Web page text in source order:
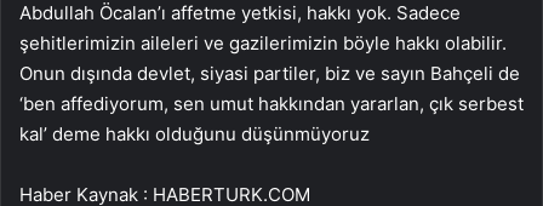
Abdullah Öcalan’ı affetme yetkisi, hakkı yok. Sadece
şehitlerimizin aileleri ve gazilerimizin böyle hakkı olabilir.
Onun dışında devlet, siyasi partiler, biz ve sayın Bahçeli de
‘ben affediyorum, sen umut hakkından yararlan, çık serbest
kal’ deme hakkı olduğunu düşünmüyoruz
Haber Kaynak : HABERTURK.COM